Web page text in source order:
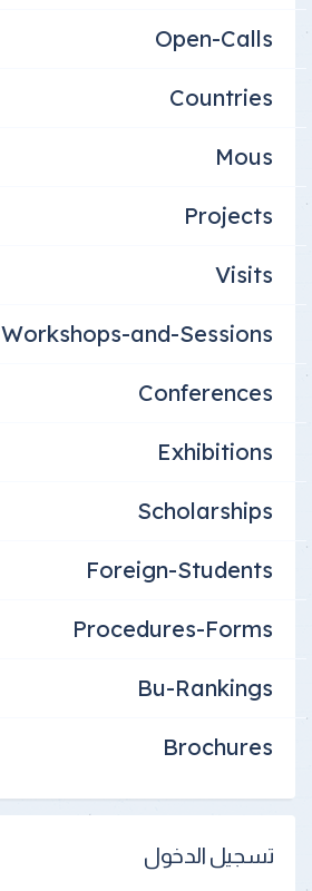
Open-Calls
Countries
Mous
Projects
Visits
Workshops-and-Sessions
Conferences
Exhibitions
Scholarships
Foreign-Students
Procedures-Forms
Bu-Rankings
Brochures
تسجيل الدخول